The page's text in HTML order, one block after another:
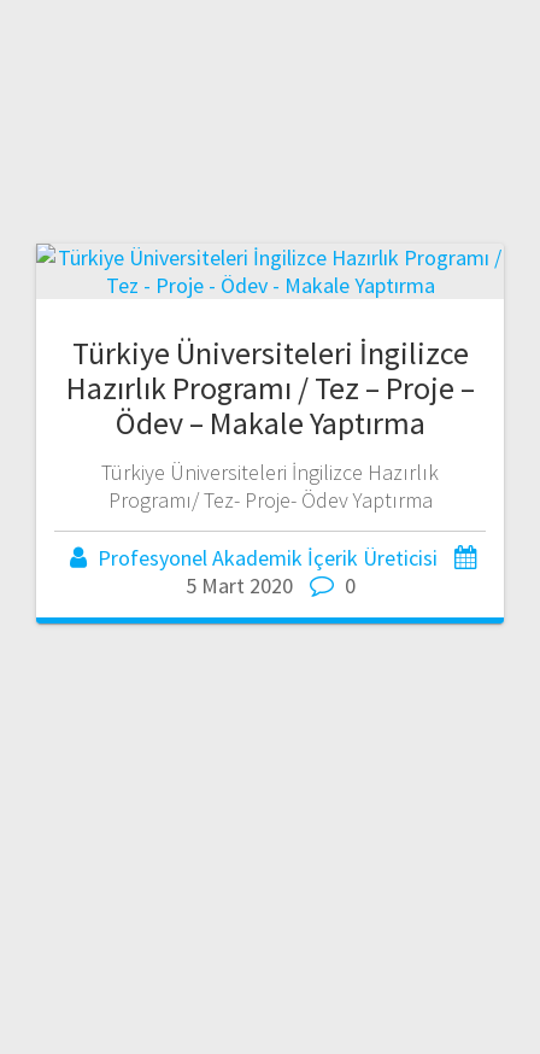
Türkiye Üniversiteleri İngilizce
Hazırlık Programı / Tez – Proje –
Ödev – Makale Yaptırma
Türkiye Üniversiteleri İngilizce Hazırlık
Programı/ Tez- Proje- Ödev Yaptırma
Profesyonel Akademik İçerik Üreticisi
5 Mart 2020
0